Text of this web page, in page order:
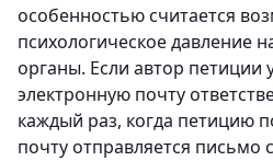
особенностью считается
психологическое давление
органы. Если автор петиции
электронную почту
каждый раз, когда петицию
почту отправляется письмо